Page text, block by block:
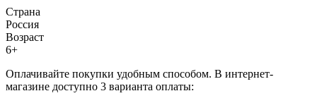
Страна
Россия
Возраст
6+
Оплачивайте покупки удобным способом. В интернет-
магазине доступно 3 варианта оплаты: